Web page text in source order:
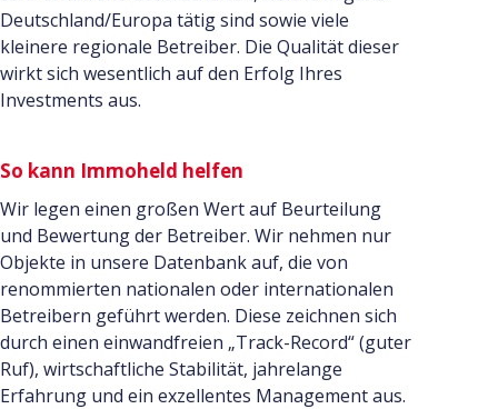
Deutschland/Europa tätig sind sowie viele
kleinere regionale Betreiber. Die Qualität dieser
wirkt sich wesentlich auf den Erfolg Ihres
Investments aus.
So kann Immoheld helfen
Wir legen einen großen Wert auf Beurteilung
und Bewertung der Betreiber. Wir nehmen nur
Objekte in unsere Datenbank auf, die von
renommierten nationalen oder internationalen
Betreibern geführt werden. Diese zeichnen sich
durch einen einwandfreien „Track-Record“ (guter
Ruf), wirtschaftliche Stabilität, jahrelange
Erfahrung und ein exzellentes Management aus.